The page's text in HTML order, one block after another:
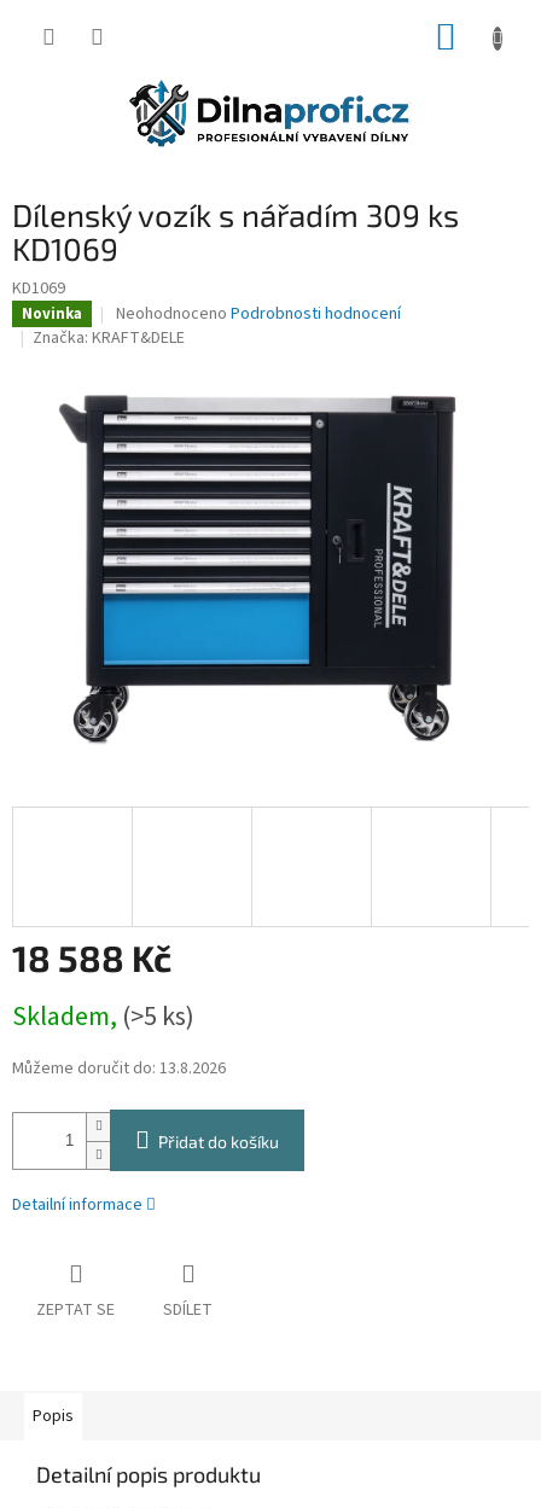
Dílenský vozík s nářadím 309 ks
KD1069
KD1069
Novinka
Průměrné
hodnocení
0,0
z
5
hvězdiček.
Neohodnoceno Podrobnosti hodnocení
Značka: KRAFT&DELE
18 588 Kč
cena:
Skladem, (>5 ks)
Můžeme doručit do: 13.8.2026
Přidat do košíku
Detailní informace
ZEPTAT SE SDÍLET
Popis
Detailní popis produktu